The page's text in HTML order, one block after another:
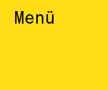
Menü